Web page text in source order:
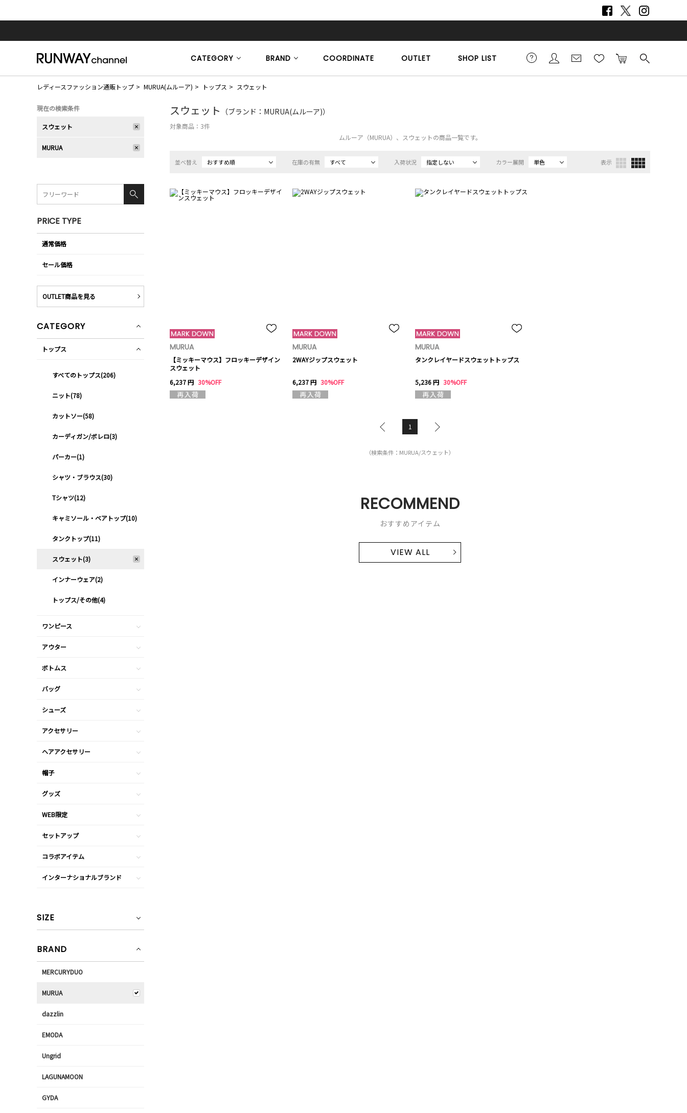
CATEGORY BRAND COORDINATE OUTLET SHOP LIST
レディースファッション通販トップ MURUA(ムルーア) トップス スウェット
スウェット （ブランド：MURUA(ムルーア)）
対象商品： 3件
ムルーア（MURUA）、スウェットの商品一覧です。
並べ替え おすすめ順 在庫の有無 すべて 入荷状況 指定しない カラー展開 単色 表示
MURUA
【ミッキーマウス】フロッキーデザイン
スウェット
6,237 円 30%OFF
MURUA
2WAYジップスウェット
6,237 円 30%OFF
MURUA
タンクレイヤードスウェットトップス
5,236 円 30%OFF
1
（検索条件：MURUA/スウェット）
RECOMMEND
おすすめアイテム
VIEW ALL
現在の検索条件
スウェット
MURUA
PRICE TYPE
通常価格
セール価格
OUTLET商品を見る
CATEGORY
トップス
すべてのトップス(206)
ニット(78)
カットソー(58)
カーディガン/ボレロ(3)
パーカー(1)
シャツ・ブラウス(30)
Tシャツ(12)
キャミソール・ベアトップ(10)
タンクトップ(11)
スウェット(3)
インナーウェア(2)
トップス/その他(4)
ワンピース
アウター
ボトムス
バッグ
シューズ
アクセサリー
ヘアアクセサリー
帽子
グッズ
WEB限定
セットアップ
コラボアイテム
インターナショナルブランド
SIZE
BRAND
MERCURYDUO
MURUA
dazzlin
EMODA
Ungrid
LAGUNAMOON
GYDA